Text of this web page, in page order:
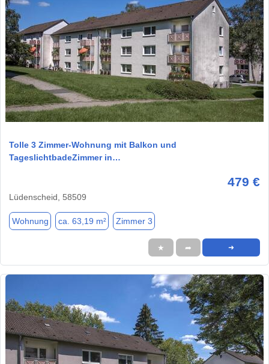
1 / 10
Tolle 3 Zimmer-Wohnung mit Balkon und
TageslichtbadeZimmer in…
479 €
Lüdenscheid, 58509
Wohnung ca. 63,19 m² Zimmer 3
★ ➦ ➜